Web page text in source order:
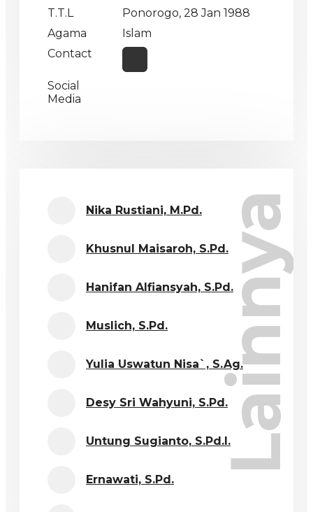
T.T.L
Ponorogo, 28 Jan 1988
Agama
Islam
Contact
Social
Media
Lainnya
Nika Rustiani, M.Pd.
Khusnul Maisaroh, S.Pd.
Hanifan Alfiansyah, S.Pd.
Muslich, S.Pd.
Yulia Uswatun Nisa`, S.Ag.
Desy Sri Wahyuni, S.Pd.
Untung Sugianto, S.Pd.I.
Ernawati, S.Pd.